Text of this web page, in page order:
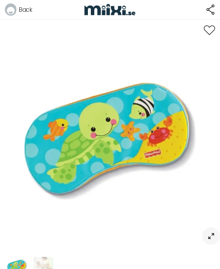
Logga in
Bli medlem i Club Miixi
Glömt ditt lösenord?
Ansök om att bli B2B-kund
Back
54%